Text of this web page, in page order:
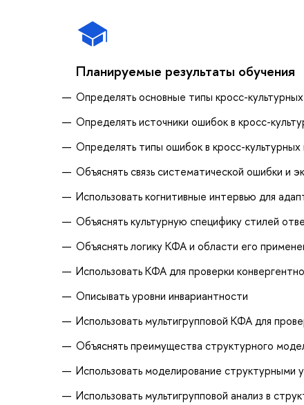
Планируемые результаты обучения
Определять основные типы кросс-
Определять источники ошибок в кросс-
Определять типы ошибок в кросс-культурных
Объяснять связь систематической ошибки и
Использовать когнитивные интервью для
Объяснять культурную специфику стилей
Объяснять логику КФА и области его
Использовать КФА для проверки
Описывать уровни инвариантности
Использовать мультигрупповой КФА для
Объяснять преимущества структурного
Использовать моделирование структурными
Использовать мультигрупповой анализ в